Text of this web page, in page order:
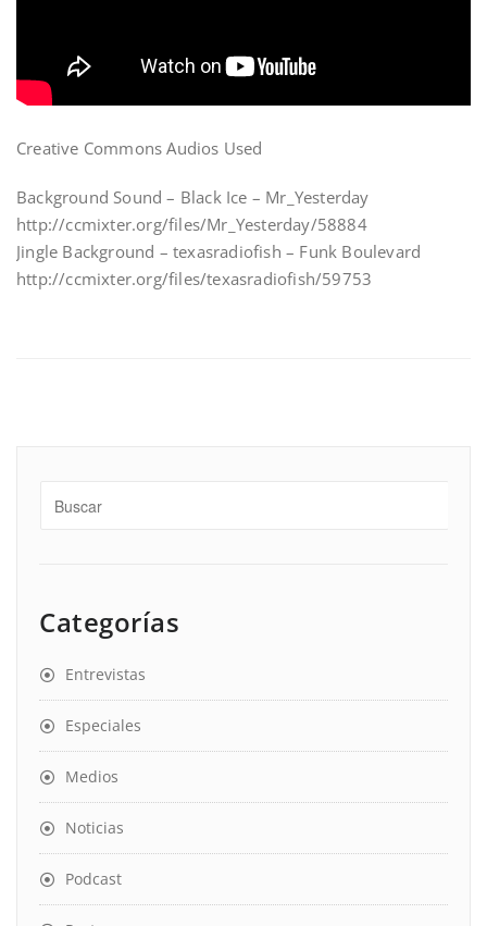
Creative Commons Audios Used
Background Sound – Black Ice – Mr_Yesterday
http://ccmixter.org/files/Mr_Yesterday/58884
Jingle Background – texasradiofish – Funk Boulevard
http://ccmixter.org/files/texasradiofish/59753
Categorías
Entrevistas
Especiales
Medios
Noticias
Podcast